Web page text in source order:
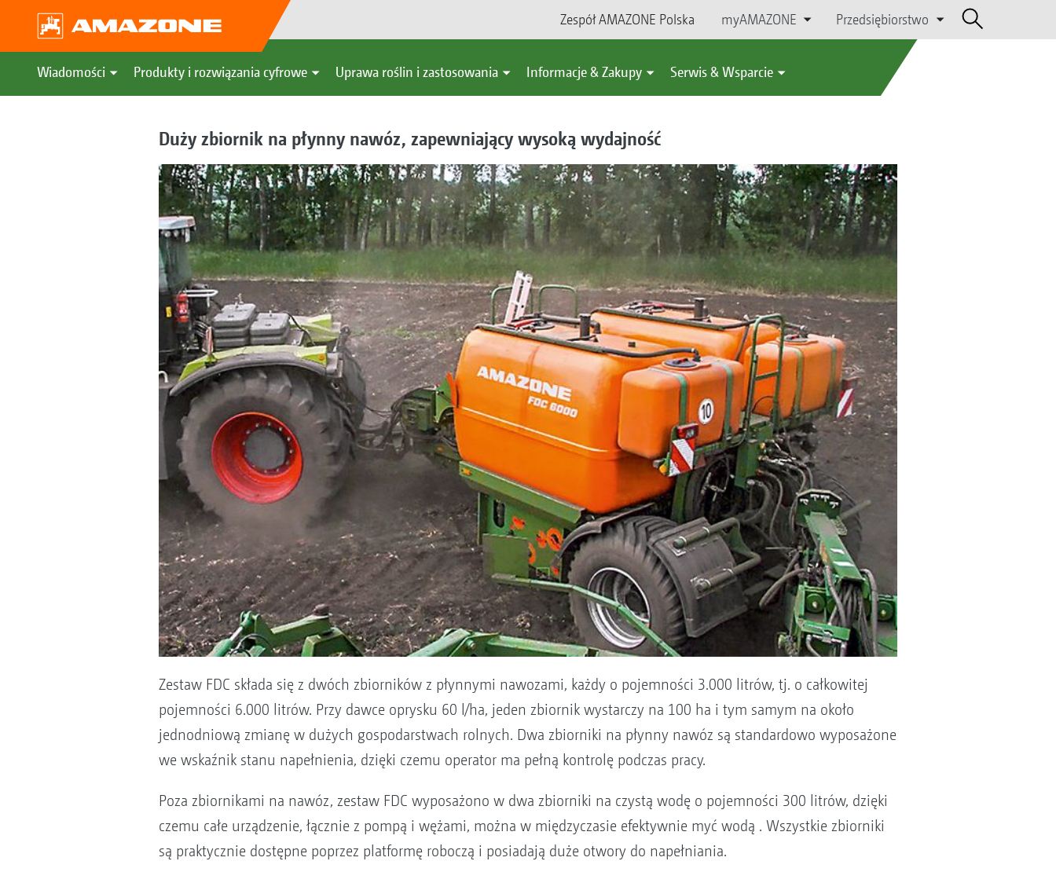
Zespół AMAZONE Polska myAMAZONE Przedsiębiorstwo
Wiadomości Produkty i rozwiązania cyfrowe Uprawa roślin i zastosowania Informacje & Zakupy Serwis & Wsparcie
Duży zbiornik na płynny nawóz, zapewniający wysoką wydajność
Zestaw FDC składa się z dwóch zbiorników z płynnymi nawozami, każdy o pojemności 3.000 litrów, tj. o całkowitej
pojemności 6.000 litrów. Przy dawce oprysku 60 l/ha, jeden zbiornik wystarczy na 100 ha i tym samym na około
jednodniową zmianę w dużych gospodarstwach rolnych. Dwa zbiorniki na płynny nawóz są standardowo wyposażone
we wskaźnik stanu napełnienia, dzięki czemu operator ma pełną kontrolę podczas pracy.
Poza zbiornikami na nawóz, zestaw FDC wyposażono w dwa zbiorniki na czystą wodę o pojemności 300 litrów, dzięki
czemu całe urządzenie, łącznie z pompą i wężami, można w międzyczasie efektywnie myć wodą . Wszystkie zbiorniki
są praktycznie dostępne poprzez platformę roboczą i posiadają duże otwory do napełniania.